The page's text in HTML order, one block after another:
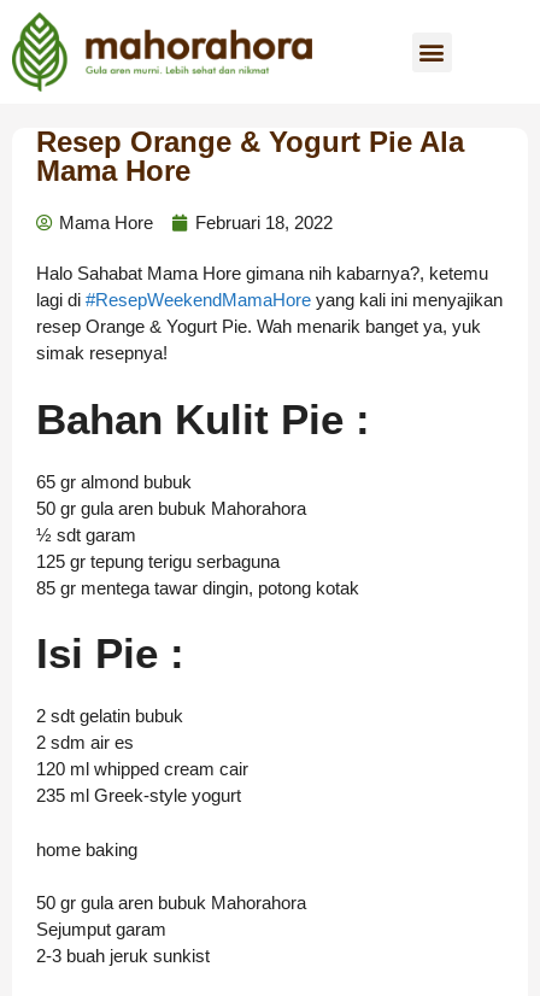
Resep Orange & Yogurt Pie Ala
Mama Hore
Mama Hore Februari 18, 2022
Halo Sahabat Mama Hore gimana nih kabarnya?, ketemu
lagi di #ResepWeekendMamaHore yang kali ini menyajikan
resep Orange & Yogurt Pie. Wah menarik banget ya, yuk
simak resepnya!
Bahan Kulit Pie :
65 gr almond bubuk
50 gr gula aren bubuk Mahorahora
½ sdt garam
125 gr tepung terigu serbaguna
85 gr mentega tawar dingin, potong kotak
Isi Pie :
2 sdt gelatin bubuk
2 sdm air es
120 ml whipped cream cair
235 ml Greek-style yogurt
home baking
50 gr gula aren bubuk Mahorahora
Sejumput garam
2-3 buah jeruk sunkist